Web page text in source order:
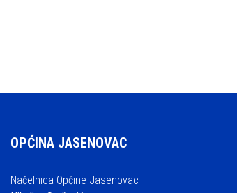
OPĆINA JASENOVAC
Načelnica Općine Jasenovac